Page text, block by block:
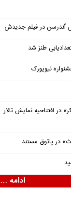
ٱندرسن در فیلم جدیدش
طنز شد
نیویورک
در افتتاحیه نمایش تالار
در پاتوق مستند
ادامه ...